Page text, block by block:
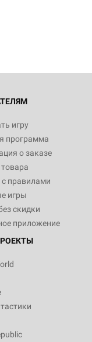
игру
программа
о заказе
правилами
игры
скидки
приложение